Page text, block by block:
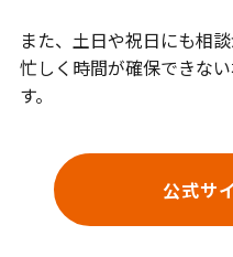
また、土日や祝日にも相
忙しく時間が確保できな
す。
公式サ